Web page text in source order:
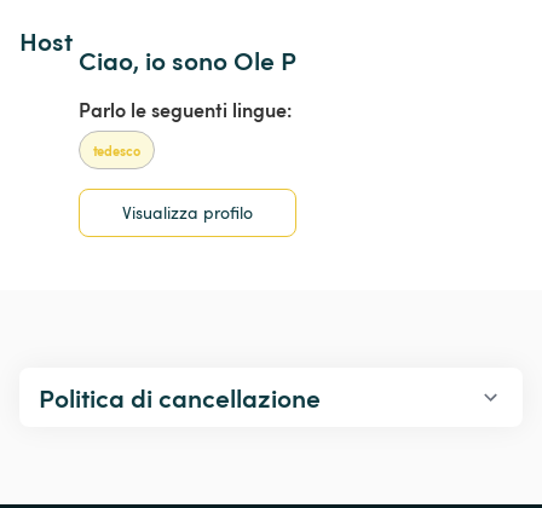
Host
Ciao, io sono Ole P
Parlo le seguenti lingue:
tedesco
Visualizza profilo
Politica di cancellazione